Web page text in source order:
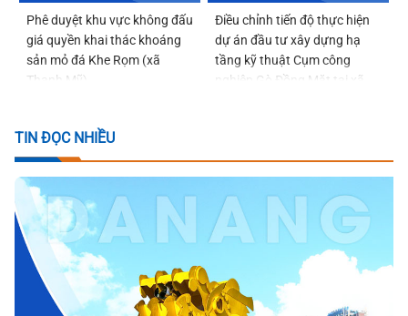
Phê duyệt khu vực không đấu
giá quyền khai thác khoáng
sản mỏ đá Khe Rọm (xã
Thạnh Mỹ)
Điều chỉnh tiến độ thực hiện
dự án đầu tư xây dựng hạ
tầng kỹ thuật Cụm công
nghiệp Gò Đồng Mặt tại xã
TIN ĐỌC NHIỀU